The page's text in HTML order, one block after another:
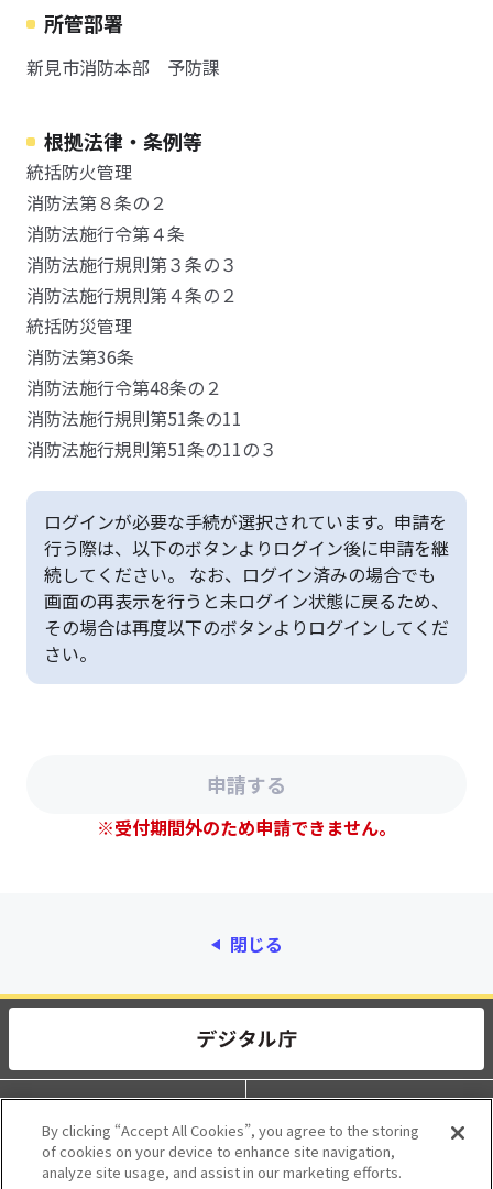
所管部署
新見市消防本部 予防課
根拠法律・条例等
統括防火管理
消防法第８条の２
消防法施行令第４条
消防法施行規則第３条の３
消防法施行規則第４条の２
統括防災管理
消防法第36条
消防法施行令第48条の２
消防法施行規則第51条の11
消防法施行規則第51条の11の３
ログインが必要な手続が選択されています。申請を
行う際は、以下のボタンよりログイン後に申請を継
続してください。 なお、ログイン済みの場合でも
画面の再表示を行うと未ログイン状態に戻るため、
その場合は再度以下のボタンよりログインしてくだ
さい。
※受付期間外のため申請できません。
閉じる
動作環境 個人情報保護
利用規約 アクセシビリティ
By clicking “Accept All Cookies”, you agree to the storing
of cookies on your device to enhance site navigation,
analyze site usage, and assist in our marketing efforts.